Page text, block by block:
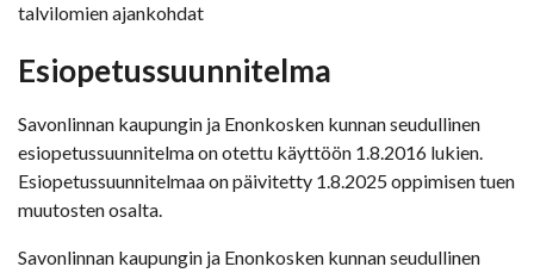
talvilomien ajankohdat
Esiopetussuunnitelma
Savonlinnan kaupungin ja Enonkosken kunnan seudullinen
esiopetussuunnitelma on otettu käyttöön 1.8.2016 lukien.
Esiopetussuunnitelmaa on päivitetty 1.8.2025 oppimisen tuen
muutosten osalta.
Savonlinnan kaupungin ja Enonkosken kunnan seudullinen